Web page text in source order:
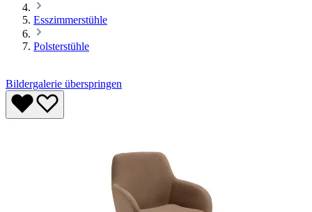
Esszimmerstühle
Polsterstühle
Bildergalerie überspringen